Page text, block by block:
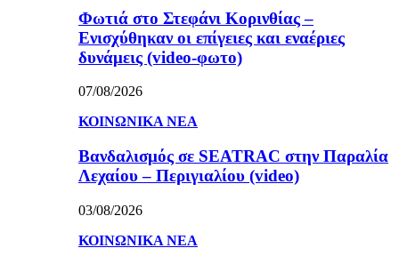
Φωτιά στο Στεφάνι Κορινθίας –
Ενισχύθηκαν οι επίγειες και εναέριες
δυνάμεις (video-φωτο)
07/08/2026
ΚΟΙΝΩΝΙΚΑ ΝΕΑ
Βανδαλισμός σε SEATRAC στην Παραλία
Λεχαίου – Περιγιαλίου (video)
03/08/2026
ΚΟΙΝΩΝΙΚΑ ΝΕΑ